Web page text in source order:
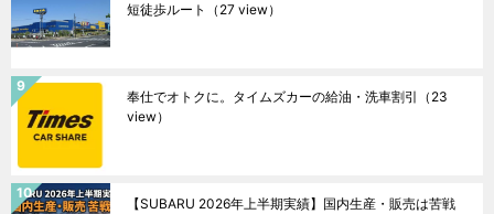
短徒歩ルート
（27 view）
奉仕でオトクに。タイムズカーの給油・洗車割引 （23
view）
【SUBARU 2026年上半期実績】国内生産・販売は苦戦